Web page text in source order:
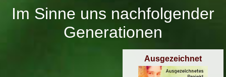
Im Sinne uns nachfolgender
Generationen
Ausgezeichnet